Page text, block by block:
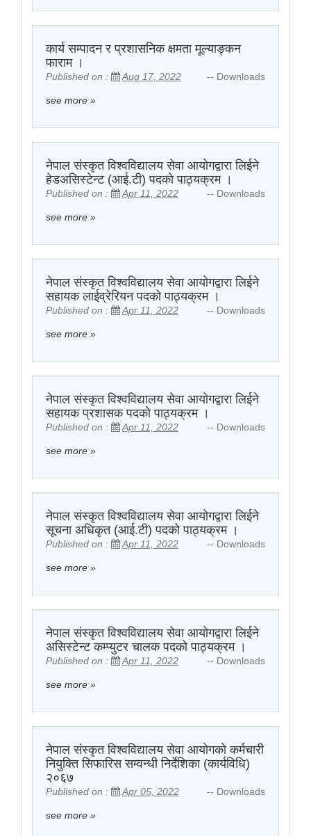
कार्य सम्पादन र प्रशासनिक क्षमता मूल्याङ्कन
फाराम ।
Published on : Aug 17, 2022 -- Downloads
see more »
नेपाल संस्कृत विश्वविद्यालय सेवा आयोगद्वारा लिईने
हेडअसिस्टेन्ट (आई.टी) पदको पाठ्यक्रम ।
Published on : Apr 11, 2022 -- Downloads
see more »
नेपाल संस्कृत विश्वविद्यालय सेवा आयोगद्वारा लिईने
सहायक लाईव्रेरियन पदको पाठ्यक्रम ।
Published on : Apr 11, 2022 -- Downloads
see more »
नेपाल संस्कृत विश्वविद्यालय सेवा आयोगद्वारा लिईने
सहायक प्रशासक पदको पाठ्यक्रम ।
Published on : Apr 11, 2022 -- Downloads
see more »
नेपाल संस्कृत विश्वविद्यालय सेवा आयोगद्वारा लिईने
सूचना अधिकृत (आई.टी) पदको पाठ्यक्रम ।
Published on : Apr 11, 2022 -- Downloads
see more »
नेपाल संस्कृत विश्वविद्यालय सेवा आयोगद्वारा लिईने
असिस्टेन्ट कम्प्युटर चालक पदको पाठ्यक्रम ।
Published on : Apr 11, 2022 -- Downloads
see more »
नेपाल संस्कृत विश्वविद्यालय सेवा आयोगको कर्मचारी
नियुक्ति सिफारिस सम्वन्धी निर्देशिका (कार्यविधि)
२०६७
Published on : Apr 05, 2022 -- Downloads
see more »